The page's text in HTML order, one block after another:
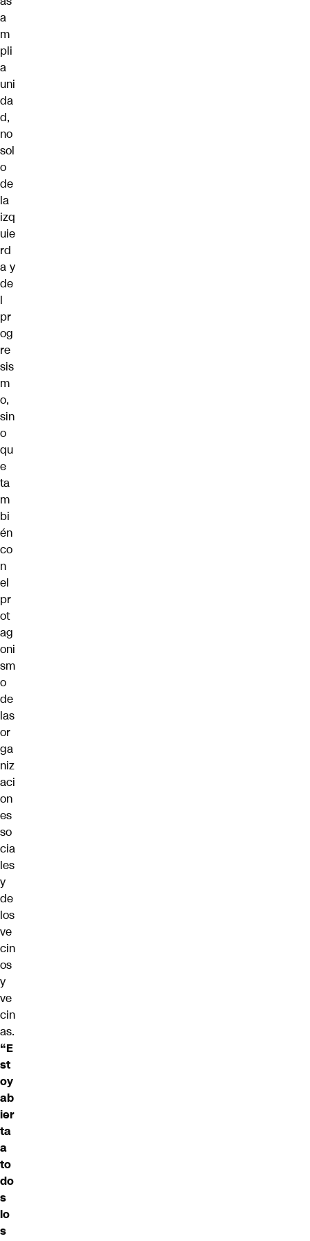
a
m
pli
a
uni
da
d,
no
sol
o
de
la
izq
uie
rd
a y
de
l
pr
og
re
sis
m
o,
sin
o
qu
e
ta
m
bi
én
co
n
el
pr
ot
ag
oni
sm
o
de
las
or
ga
niz
aci
on
es
so
cia
les
y
de
los
ve
cin
os
y
ve
cin
as.
“E
st
oy
ab
ier
ta
a
to
do
s
lo
s